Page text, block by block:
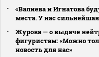
«Валиева и Игнатова
места. У нас
Журова — о выдаче
фигуристам: «Можно
новость для нас»